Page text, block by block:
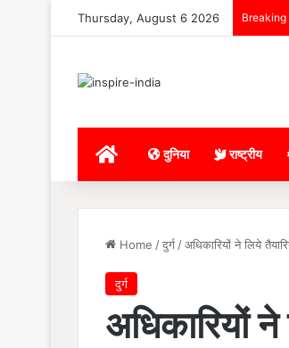
Thursday, August 6 2026
Home दुनिया राष्ट्रीय
Home /दुर्ग /अधिकारियों ने लिये
दुर्ग
अधिकारियों